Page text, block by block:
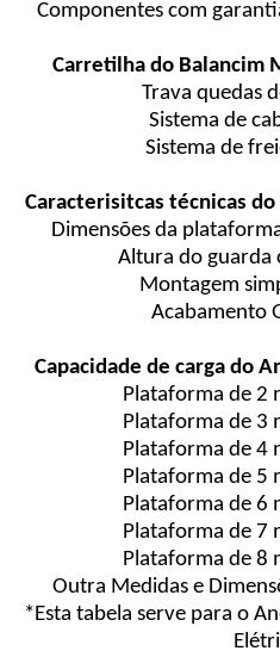
Componentes com
Carretilha do Balancim
Trava quedas
Sistema de
Sistema de
Caracterisitcas técnicas
Dimensões da
Altura do guarda
Montagem
Acabamento
Capacidade de carga do
Plataforma de 2
Plataforma de 3
Plataforma de 4
Plataforma de 5
Plataforma de 6
Plataforma de 7
Plataforma de 8
Outra Medidas e
*Esta tabela serve para o